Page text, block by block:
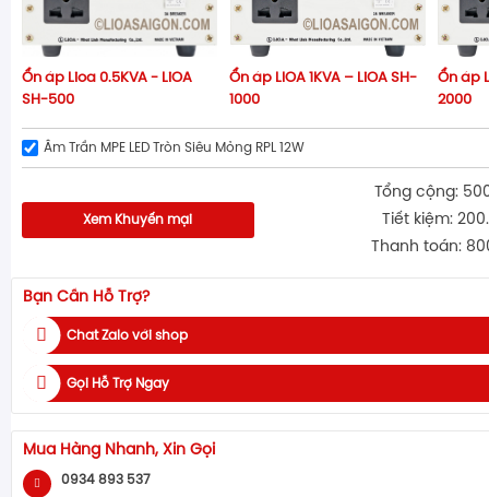
Ổn áp Lioa 0.5KVA - LiOA
SH-500
Ổn áp LIOA 1KVA – LiOA SH-
1000
Ổn áp
2000
Âm Trần MPE LED Tròn Siêu Mỏng RPL 12W
Xem Khuyến mại
Tổng cộng:
Tiết kiệm:
Thanh toán:
Bạn Cần Hỗ Trợ?
Chat Zalo với shop
Gọi Hỗ Trợ Ngay
Mua Hàng Nhanh, Xin Gọi
0934 893 537